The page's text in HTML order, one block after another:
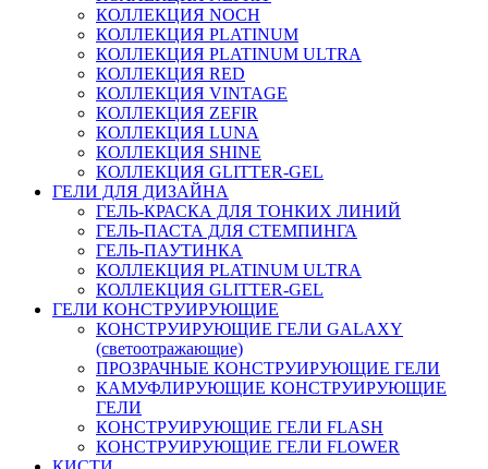
КОЛЛЕКЦИЯ NOCH
КОЛЛЕКЦИЯ PLATINUM
КОЛЛЕКЦИЯ PLATINUM ULTRA
КОЛЛЕКЦИЯ RED
КОЛЛЕКЦИЯ VINTAGE
КОЛЛЕКЦИЯ ZEFIR
КОЛЛЕКЦИЯ LUNA
КОЛЛЕКЦИЯ SHINE
КОЛЛЕКЦИЯ GLITTER-GEL
ГЕЛИ ДЛЯ ДИЗАЙНА
ГЕЛЬ-КРАСКА ДЛЯ ТОНКИХ ЛИНИЙ
ГЕЛЬ-ПАСТА ДЛЯ СТЕМПИНГА
ГЕЛЬ-ПАУТИНКА
КОЛЛЕКЦИЯ PLATINUM ULTRA
КОЛЛЕКЦИЯ GLITTER-GEL
ГЕЛИ КОНСТРУИРУЮЩИЕ
КОНСТРУИРУЮЩИЕ ГЕЛИ GALAXY
(светоотражающие)
ПРОЗРАЧНЫЕ КОНСТРУИРУЮЩИЕ ГЕЛИ
КАМУФЛИРУЮЩИЕ КОНСТРУИРУЮЩИЕ
ГЕЛИ
КОНСТРУИРУЮЩИЕ ГЕЛИ FLASH
КОНСТРУИРУЮЩИЕ ГЕЛИ FLOWER